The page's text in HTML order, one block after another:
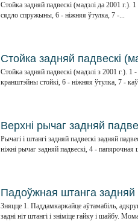
Стойка задняй падвескі (мадэлі да 2001 г.).
сядло спружыны, 6 - ніжняя ўтулка, 7 -...
Стойка задняй падвескі
Стойка задняй падвескі (мадэлі з 2001 г.).
кранштэйны стойкі, 6 - ніжняя ўтулка, 7 -
Верхні рычаг задняй
Рычагі і штангі задняй падвескі задняй
ніжні рычаг задняй падвескі, 4 - папярочная
Падоўжная штанга задняй
Зняцце 1. Паддамкаркайце аўтамабіль,
задні ніт штангі і зніміце гайку і шайбу.